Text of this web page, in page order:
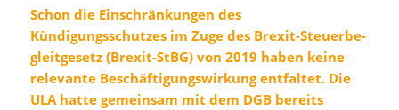
Schon die Einschränkungen des
Kündigungsschutzes im Zuge des Br­e­xit-Steu­er­be­
gleit­ge­setz (Brexit-StBG) von 2019 haben keine
relevante Beschäftigungswirkung entfaltet. Die
ULA hatte gemeinsam mit dem DGB bereits